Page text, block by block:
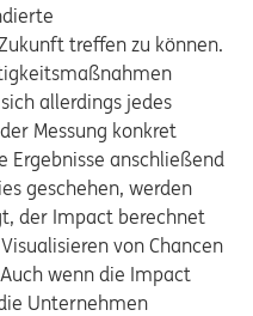
treffen zu können.
allerdings jedes
Messung konkret
Ergebnisse anschließend
geschehen, werden
der Impact berechnet
von Chancen
wenn die Impact
Unternehmen